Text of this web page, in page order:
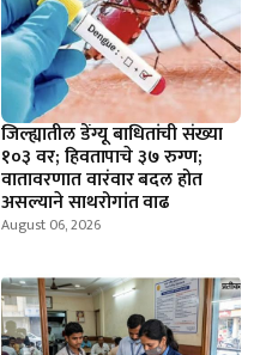
जिल्ह्यातील डेंग्यू बाधितांची संख्या
१०३ वर; हिवतापाचे ३७ रुग्ण;
वातावरणात वारंवार बदल होत
असल्याने साथरोगांत वाढ
August 06, 2026